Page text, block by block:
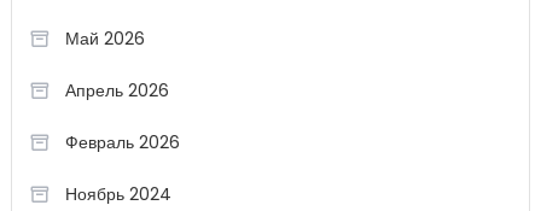
Май 2026
Апрель 2026
Февраль 2026
Ноябрь 2024